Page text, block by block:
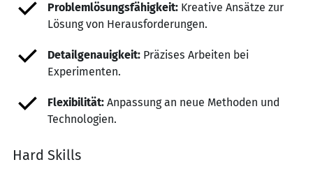
Problemlösungsfähigkeit: Kreative Ansätze zur
Lösung von Herausforderungen.
Detailgenauigkeit: Präzises Arbeiten bei
Experimenten.
Flexibilität: Anpassung an neue Methoden und
Technologien.
Hard Skills